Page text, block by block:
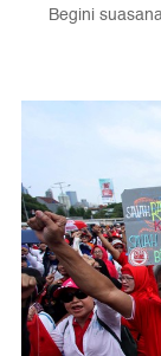
Begini